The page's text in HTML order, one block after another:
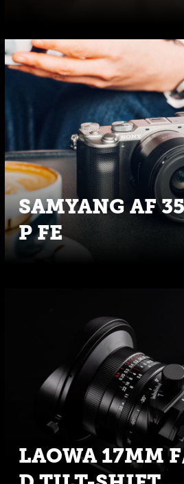
SAMYANG AF
P FE
LAOWA 17MM